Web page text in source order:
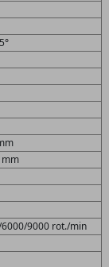
9000 rot./min